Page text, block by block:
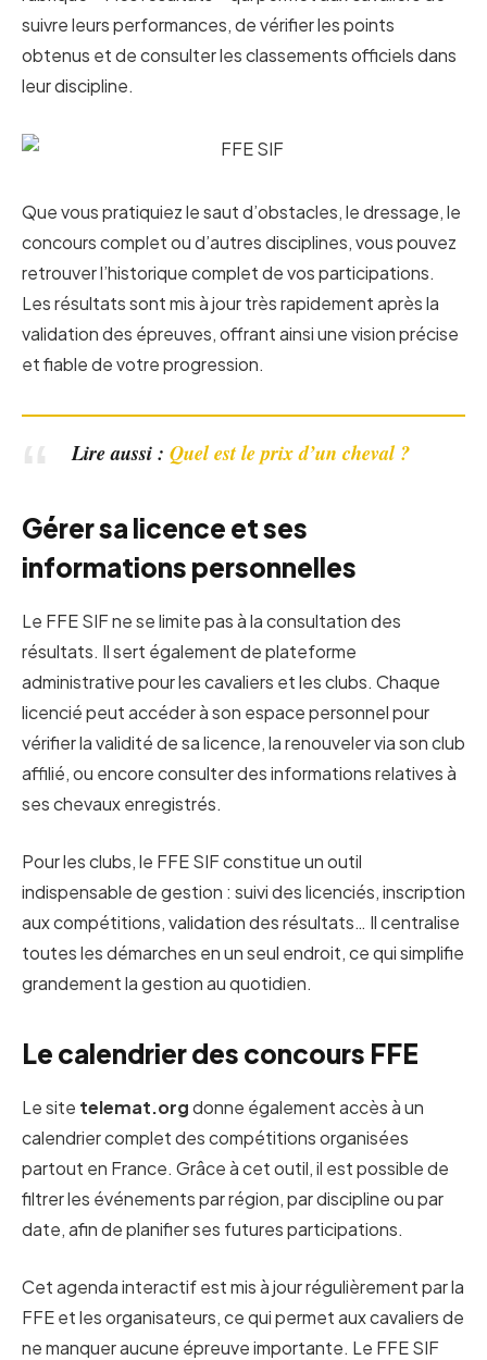
suivre leurs performances, de vérifier les points
obtenus et de consulter les classements officiels dans
leur discipline.
Que vous pratiquiez le saut d’obstacles, le dressage, le
concours complet ou d’autres disciplines, vous pouvez
retrouver l’historique complet de vos participations.
Les résultats sont mis à jour très rapidement après la
validation des épreuves, offrant ainsi une vision précise
et fiable de votre progression.
Lire aussi :Quel est le prix d’un cheval ?
Gérer sa licence et ses
informations personnelles
Le FFE SIF ne se limite pas à la consultation des
résultats. Il sert également de plateforme
administrative pour les cavaliers et les clubs. Chaque
licencié peut accéder à son espace personnel pour
vérifier la validité de sa licence, la renouveler via son club
affilié, ou encore consulter des informations relatives à
ses chevaux enregistrés.
Pour les clubs, le FFE SIF constitue un outil
indispensable de gestion : suivi des licenciés, inscription
aux compétitions, validation des résultats… Il centralise
toutes les démarches en un seul endroit, ce qui simplifie
grandement la gestion au quotidien.
Le calendrier des concours FFE
Le site telemat.orgdonne également accès à un
calendrier complet des compétitions organisées
partout en France. Grâce à cet outil, il est possible de
filtrer les événements par région, par discipline ou par
date, afin de planifier ses futures participations.
Cet agenda interactif est mis à jour régulièrement par la
FFE et les organisateurs, ce qui permet aux cavaliers de
ne manquer aucune épreuve importante. Le FFE SIF